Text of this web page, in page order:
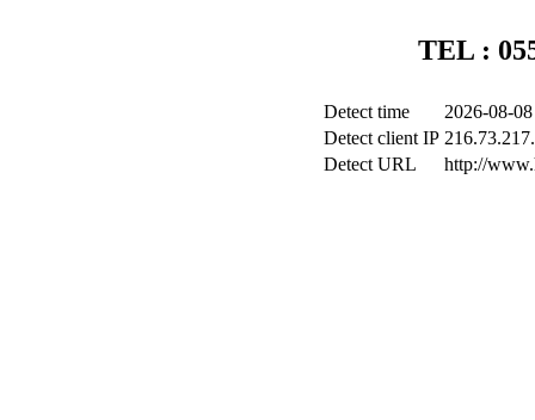
TEL :
Detect time
2026-08-
Detect client IP
Detect URL
http://